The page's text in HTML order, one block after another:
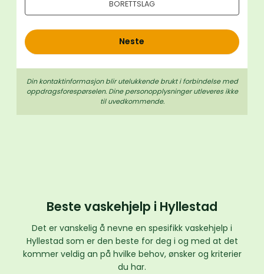
BORETTSLAG
Neste
Din kontaktinformasjon blir utelukkende brukt i forbindelse med
oppdrags­forespørselen. Dine person­­opplysninger utleveres ikke
til uvedkommende.
Beste vaskehjelp i Hyllestad
Det er vanskelig å nevne en spesifikk vaskehjelp i
Hyllestad som er den beste for deg i og med at det
kommer veldig an på hvilke behov, ønsker og kriterier
du har.